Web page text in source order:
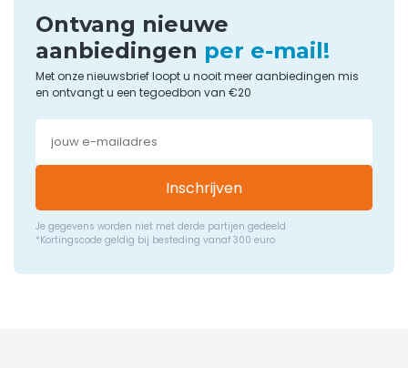
Ontvang nieuwe
aanbiedingen per e-mail!
Met onze nieuwsbrief loopt u nooit meer aanbiedingen mis
en ontvangt u een tegoedbon van €20
Inschrijven
Je gegevens worden niet met derde partijen gedeeld
*Kortingscode geldig bij besteding vanaf 300 euro